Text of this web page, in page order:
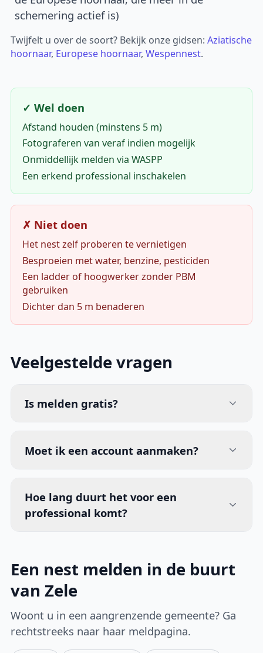
schemering actief is)
Twijfelt u over de soort? Bekijk onze gidsen:Aziatische
hoornaar, Europese hoornaar,Wespennest.
✓ Wel doen
Afstand houden (minstens 5 m)
Fotograferen van veraf indien mogelijk
Onmiddellijk melden via WASPP
Een erkend professional inschakelen
✗ Niet doen
Het nest zelf proberen te vernietigen
Besproeien met water, benzine, pesticiden
Een ladder of hoogwerker zonder PBM
gebruiken
Dichter dan 5 m benaderen
Veelgestelde vragen
Is melden gratis?
Moet ik een account aanmaken?
Hoe lang duurt het voor een
professional komt?
Een nest melden in de buurt
van Zele
Woont u in een aangrenzende gemeente? Ga
rechtstreeks naar haar meldpagina.